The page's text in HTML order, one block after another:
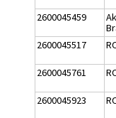
2600045459
2600045517
2600045761
2600045923